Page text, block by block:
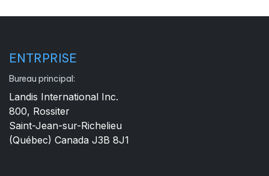
ENTRPRISE
Bureau principal:
Landis International Inc.
800, Rossiter
Saint-Jean-sur-Richelieu
(Québec) Canada J3B 8J1